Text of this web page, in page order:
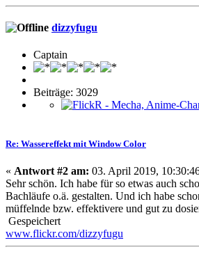
dizzyfugu
Captain
Beiträge: 3029
Re: Wassereffekt mit Window Color
« Antwort #2 am: 03. April 2019,
Sehr schön. Ich habe für so etwas auch
Bachläufe o.ä. gestalten. Und ich habe
müffelnde bzw. effektivere und gut zu
Gespeichert
www.flickr.com/dizzyfugu